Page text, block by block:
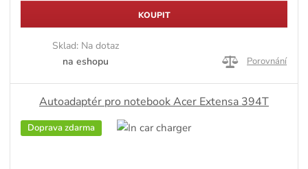
KOUPIT
Sklad: Na dotaz
na eshopu
Porovnání
Autoadaptér pro notebook Acer Extensa 394T
Doprava zdarma